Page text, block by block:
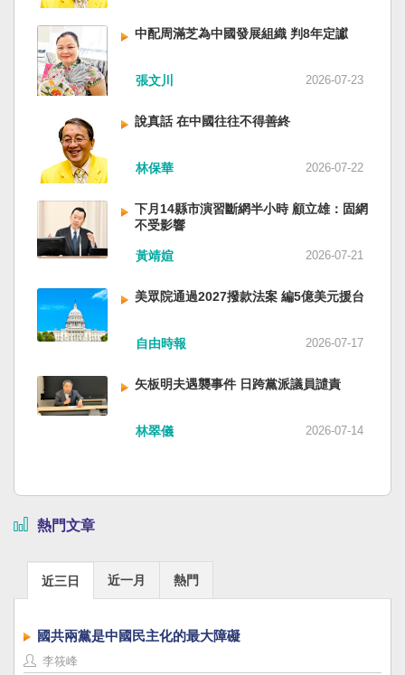
中配周滿芝為中國發展組織 判8年定讞
張文川 2026-07-23
說真話 在中國往往不得善終
林保華 2026-07-22
下月14縣市演習斷網半小時 顧立雄：固網
不受影響
黃靖媗 2026-07-21
美眾院通過2027撥款法案 編5億美元援台
自由時報 2026-07-17
矢板明夫遇襲事件 日跨黨派議員譴責
林翠儀 2026-07-14
熱門文章
近三日 近一月 熱門
國共兩黨是中國民主化的最大障礙
李筱峰